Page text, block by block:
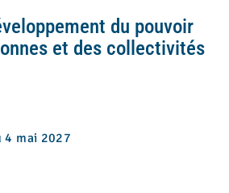
du pouvoir
et des collectivités
4 mai 2027